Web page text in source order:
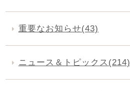
重要なお知らせ(43)
ニュース＆トピックス(214)